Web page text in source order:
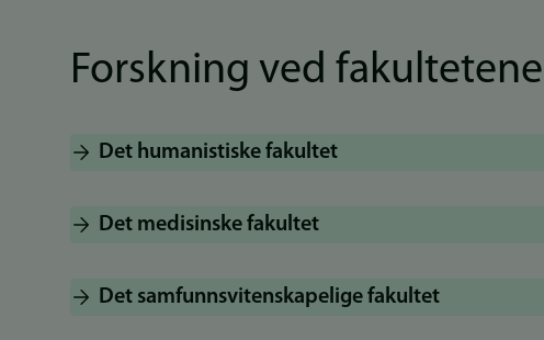
Forskning ved fakultetene
Det humanistiske fakultet
Det medisinske fakultet
Det samfunnsvitenskapelige fakultet